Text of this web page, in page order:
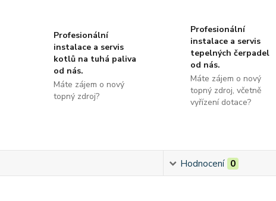
Profesionální
instalace a servis
kotlů na tuhá paliva
od nás.
Máte zájem o nový
topný zdroj?
Profesionální
instalace a servis
tepelných čerpadel
od nás.
Máte zájem o nový
topný zdroj, včetně
vyřízení dotace?
Hodnocení 0